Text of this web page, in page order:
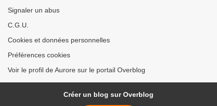
Signaler un abus
C.G.U.
Cookies et données personnelles
Préférences cookies
Voir le profil de Aurore sur le portail Overblog
Créer un blog sur Overblog